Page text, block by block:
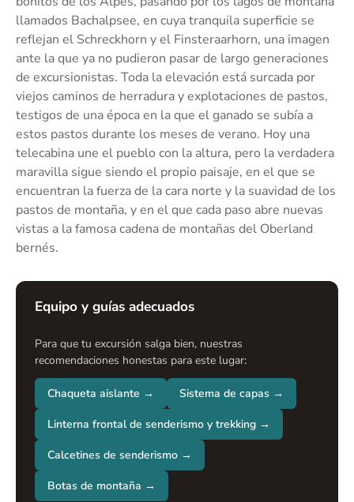
llamados Bachalpsee, en cuya tranquila superficie se
reflejan el Schreckhorn y el Finsteraarhorn, una imagen
ante la que ya no pudieron pasar de largo generaciones
de excursionistas. Toda la elevación está surcada por
viejos caminos de herradura y explotaciones de pastos,
testigos de una época en la que el ganado se subía a
estos pastos durante los meses de verano. Hoy una
telecabina une el pueblo con la altura, pero la verdadera
maravilla sigue siendo el propio paisaje, en el que se
encuentran la fuerza de la cara norte y la suavidad de los
pastos de montaña, y en el que cada paso abre nuevas
vistas a la famosa cadena de montañas del Oberland
bernés.
Equipo y guías adecuados
Para que tu excursión salga bien, nuestras
recomendaciones honestas para este lugar:
Chaqueta aislante → Sistema de capas →
Linterna frontal de senderismo y trekking →
Calcetines de senderismo →
Botas de montaña →